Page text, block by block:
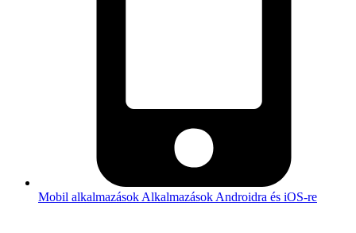
Mobil alkalmazások Alkalmazások Androidra és iOS-re